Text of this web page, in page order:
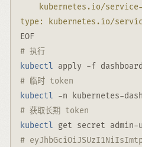
kubernetes.io/
type: kubernetes.io/
EOF
# 执行
kubectl apply -f
# 临时 token
kubectl
-n kubernetes-
# 获取长期 token
kubectl get secret admin-
#